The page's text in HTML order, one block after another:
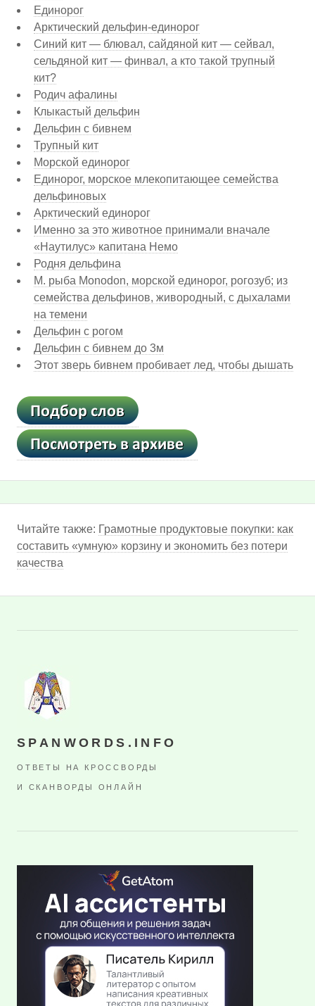
Единорог
Арктический дельфин-единорог
Синий кит — блювал, сайдяной кит — сейвал,
сельдяной кит — финвал, а кто такой трупный
кит?
Родич афалины
Клыкастый дельфин
Дельфин с бивнем
Трупный кит
Морской единорог
Единорог, морское млекопитающее семейства
дельфиновых
Арктический единорог
Именно за это животное принимали вначале
«Наутилус» капитана Немо
Родня дельфина
М. рыба Monodon, морской единорог, рогозуб; из
семейства дельфинов, живородный, с дыхалами
на темени
Дельфин с рогом
Дельфин с бивнем до 3м
Этот зверь бивнем пробивает лед, чтобы дышать
Читайте также: Грамотные продуктовые покупки: как
составить «умную» корзину и экономить без потери
качества
SPANWORDS.INFO
ОТВЕТЫ НА КРОССВОРДЫ
И СКАНВОРДЫ ОНЛАЙН